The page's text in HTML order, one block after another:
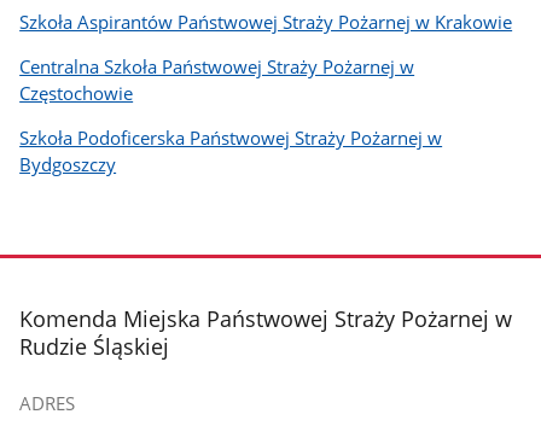
Szkoła Aspirantów Państwowej Straży Pożarnej w Krakowie
Centralna Szkoła Państwowej Straży Pożarnej w
Częstochowie
Szkoła Podoficerska Państwowej Straży Pożarnej w
Bydgoszczy
stopka
Komenda Miejska Państwowej Straży Pożarnej w
Rudzie Śląskiej
ADRES